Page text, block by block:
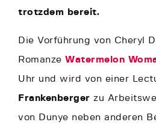
trotzdem bereit.
Die Vorführung von Cheryl
Romanze Watermelon
Uhr und wird von einer
Frankenberger zu
von Dunye neben anderen